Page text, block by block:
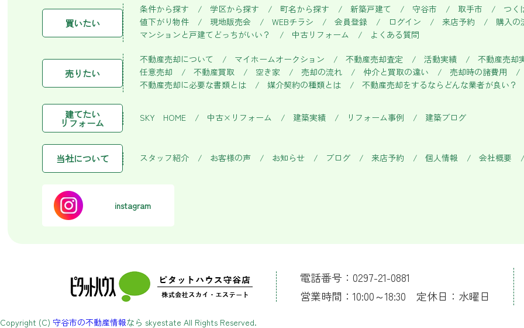
買いたい
条件から探す 学区から探す 町名から探す 新築戸建て 守谷市 取手市
つく
値下がり物件
現地販売会 WEBチラシ 会員登録 ログイン 来店予約
購入の
マンションと戸建てどっちがいい？
中古リフォーム よくある質問
売りたい
不動産売却について マイホームオークション 不動産売却査定 活動実績
不動産売却
任意売却
不動産買取 空き家 売却の流れ 仲介と買取の違い
売却時の諸費用
不動産売却に必要な書類とは
媒介契約の種類とは 不動産売却をするならどんな業者が良い？
建てたい
リフォーム SKY HOME 中古×リフォーム 建築実績 リフォーム事例 建築ブログ
当社について スタッフ紹介 お客様の声 お知らせ ブログ 来店予約 個人情報 会社概要
instagram
電話番号：0297-21-0881
営業時間：10:00～18:30 定休日：水曜日
Copyright (C) 守谷市の不動産情報なら skyestate All Rights Reserved.